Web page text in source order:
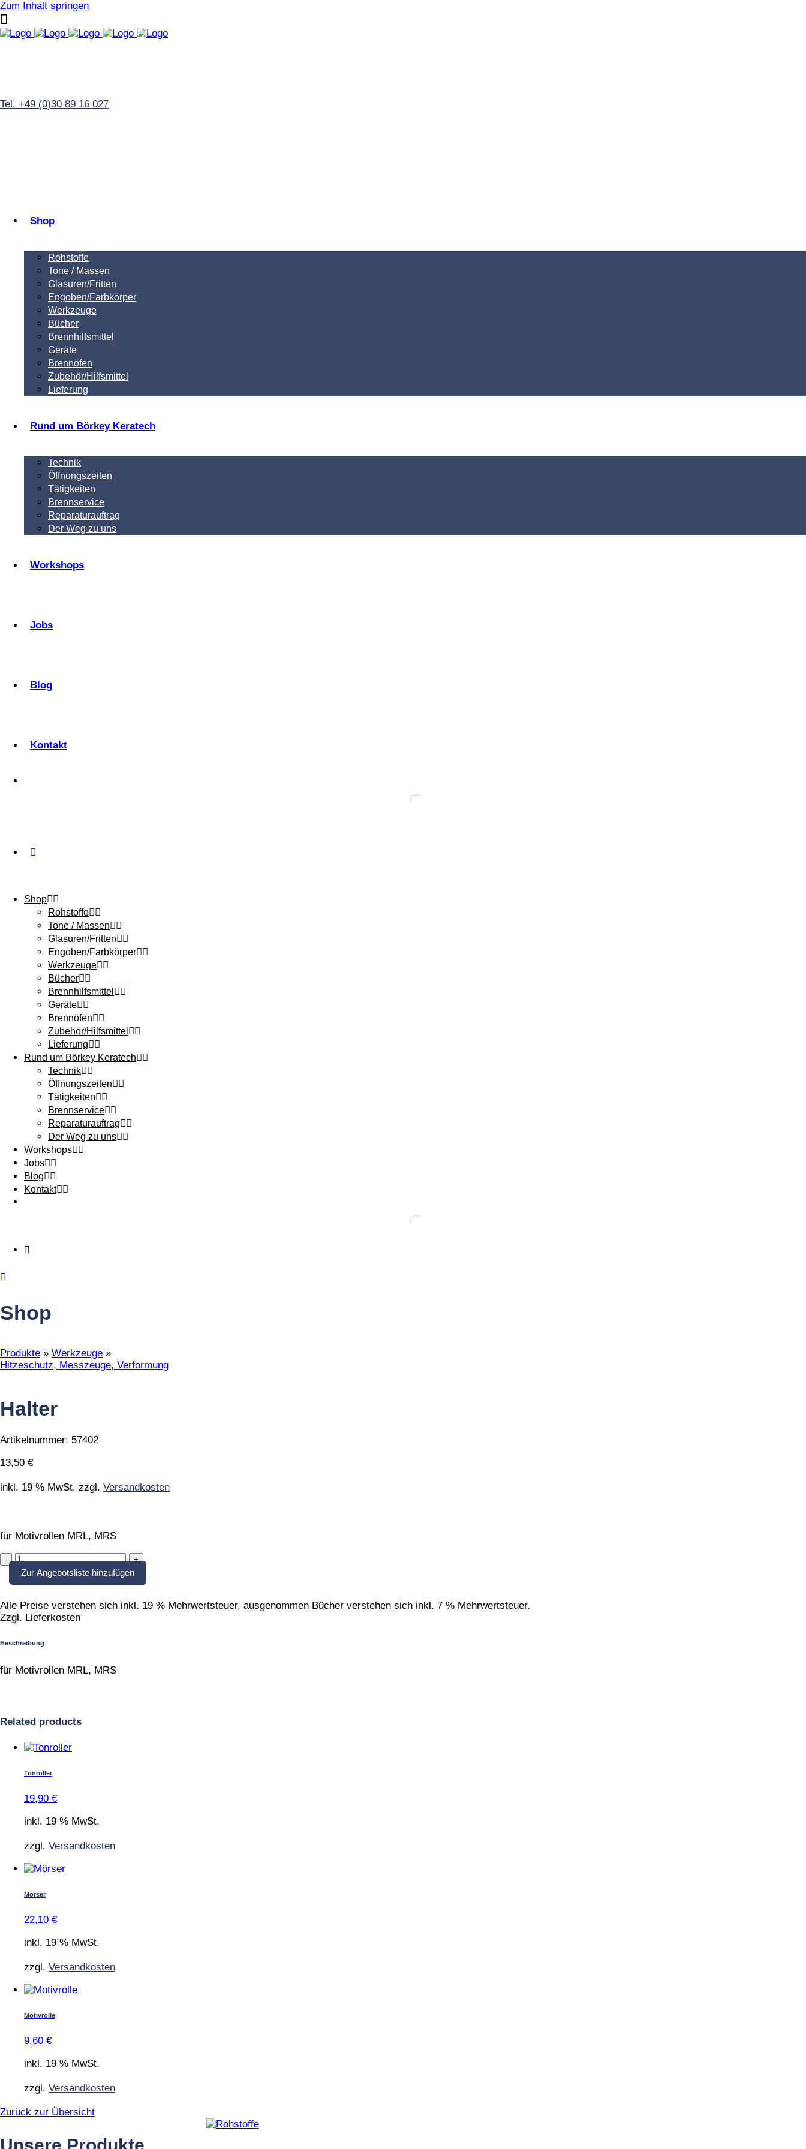
Zum Inhalt springen
Tel. +49 (0)30 89 16 027
Shop
Rohstoffe
Tone / Massen
Glasuren/Fritten
Engoben/Farbkörper
Werkzeuge
Bücher
Brennhilfsmittel
Geräte
Brennöfen
Zubehör/Hilfsmittel
Lieferung
Rund um Börkey Keratech
Technik
Öffnungszeiten
Tätigkeiten
Brennservice
Reparaturauftrag
Der Weg zu uns
Workshops
Jobs
Blog
Kontakt
Shop
Rohstoffe
Tone / Massen
Glasuren/Fritten
Engoben/Farbkörper
Werkzeuge
Bücher
Brennhilfsmittel
Geräte
Brennöfen
Zubehör/Hilfsmittel
Lieferung
Rund um Börkey Keratech
Technik
Öffnungszeiten
Tätigkeiten
Brennservice
Reparaturauftrag
Der Weg zu uns
Workshops
Jobs
Blog
Kontakt
Shop
Produkte » Werkzeuge »
Hitzeschutz, Messzeuge, Verformung
Halter
Artikelnummer: 57402
13,50 €
inkl. 19 % MwSt. zzgl. Versandkosten
für Motivrollen MRL, MRS
Halter
quantityZur Angebotsliste hinzufügen
Alle Preise verstehen sich inkl. 19 % Mehrwertsteuer, ausgenommen Bücher verstehen sich inkl. 7 % Mehrwertsteuer.
Zzgl. Lieferkosten
Beschreibung
für Motivrollen MRL, MRS
Related products
Tonroller
19,90 €
inkl. 19 % MwSt.
zzgl. Versandkosten
Mörser
22,10 €
inkl. 19 % MwSt.
zzgl. Versandkosten
Motivrolle
9,60 €
inkl. 19 % MwSt.
zzgl. Versandkosten
Zurück zur Übersicht
Unsere Produkte